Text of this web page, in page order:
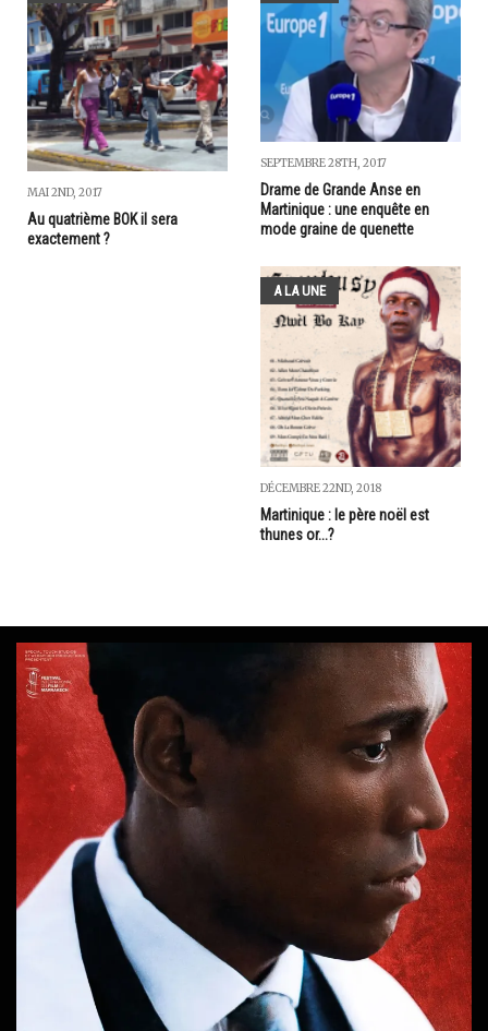
MAI 2ND, 2017
Au quatrième BOK il sera
exactement ?
SEPTEMBRE 28TH, 2017
Drame de Grande Anse en
Martinique : une enquête en
mode graine de quenette
A LA UNE
DÉCEMBRE 22ND, 2018
Martinique : le père noël est
thunes or...?